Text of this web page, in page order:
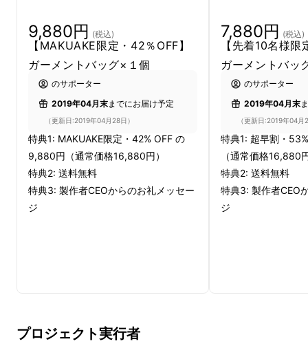
9,880円 (税込)
【MAKUAKE限定・42％OFF】
ガーメントバッグ×１個
のサポーター
2019年04月末までにお届け予定
（更新日:2019年04月28日）
特典1: MAKUAKE限定・42% OFF の
9,880円（通常価格16,880円）
特典2: 送料無料
特典3: 製作者CEOからのお礼メッセー
ジ
7,880円 (税込)
【先着10名様
ガーメントバッ
のサポーター
2019年04月末
（更新日:2019年04月
特典1: 超早割・
（通常価格16,880
特典2: 送料無料
特典3: 製作者CEO
ジ
プロジェクト実行者